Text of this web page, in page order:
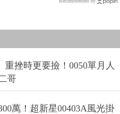
重挫時更要撿！0050單月人
哥
萬！超新星00403A風光掛